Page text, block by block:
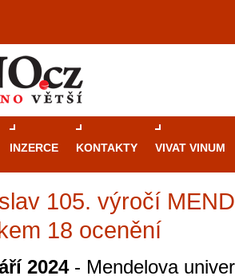
INZERCE KONTAKTY VIVAT VINUM
105. výročí
18 ocenění
2024- Mendelova
Průvodce
Brně: Od